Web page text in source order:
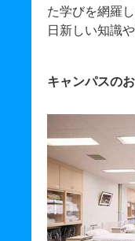
た学びを網羅
日新しい知識
キャンパスの